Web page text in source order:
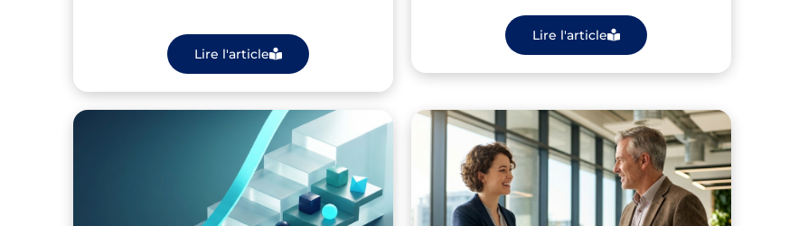
Lire l'article
Lire l'article